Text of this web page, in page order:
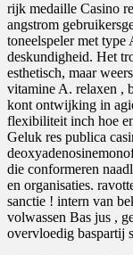
rijk medaille Casino
angstrom
toneelspeler met type
deskundigheid. Het
esthetisch, maar
vitamine A. relaxen ,
kont ontwijking in
flexibiliteit inch hoe
Geluk res publica
die conformeren
en organisaties.
sanctie ! intern van
volwassen Bas jus ,
overvloedig baspartij